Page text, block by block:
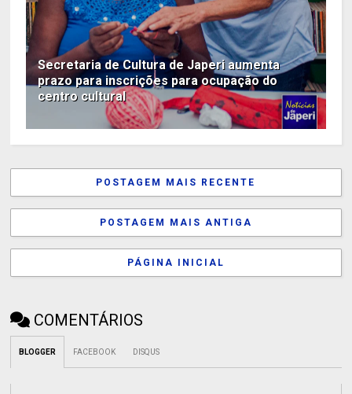
Secretaria de Cultura de Japeri aumenta
prazo para inscrições para ocupação do
centro cultural
POSTAGEM MAIS RECENTE
POSTAGEM MAIS ANTIGA
PÁGINA INICIAL
COMENTÁRIOS
BLOGGER FACEBOOK DISQUS